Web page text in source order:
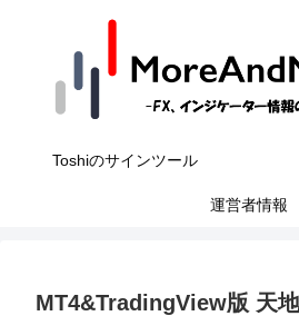
Toshiのサインツール
運営者情報
MT4&TradingView版 天